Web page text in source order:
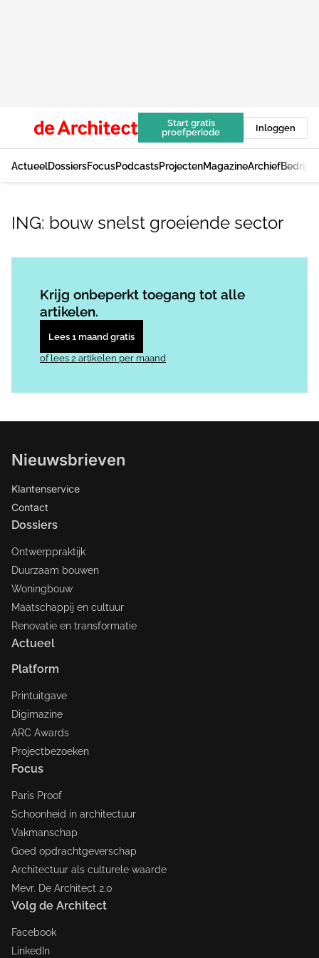
Start gratis
proefperiode
Inloggen
ActueelDossiersFocusPodcastsProjectenMagazineArchief
ING: bouw snelst groeiende sector
Krijg onbeperkt toegang tot alle
artikelen.
Lees 1 maand gratis
of lees 2 artikelen per maand
Nieuwsbrieven
Klantenservice
Contact
Dossiers
Ontwerppraktijk
Duurzaam bouwen
Woningbouw
Maatschappij en cultuur
Renovatie en transformatie
Actueel
Platform
Printuitgave
Digimazine
ARC Awards
Projectbezoeken
Focus
Paris Proof
Schoonheid in architectuur
Vakmanschap
Goed opdrachtgeverschap
Architectuur als culturele waarde
Mevr. De Architect 2.0
Volg de Architect
Facebook
LinkedIn